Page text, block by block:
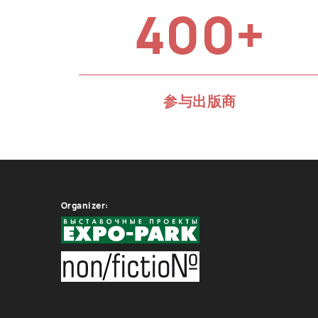
400+
参与出版商
Organizer: